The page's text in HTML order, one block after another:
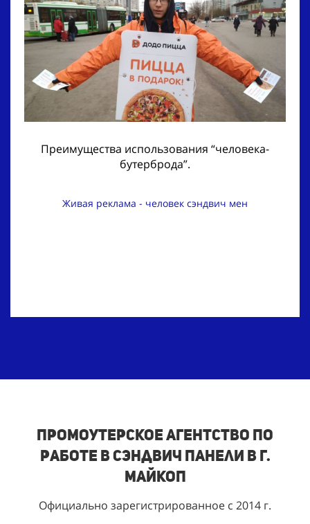
Преимущества использования “человека-
бутерброда”.
Живая реклама - человек сэндвич мен
Промоутерское агентство по
работе в сэндвич панели в г.
Майкоп
Официально зарегистрированное с 2014 г.